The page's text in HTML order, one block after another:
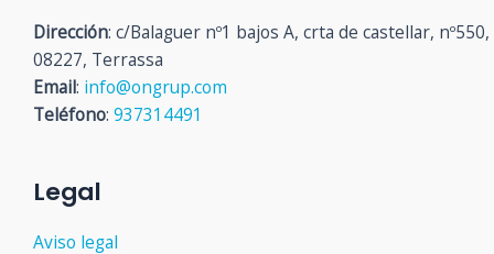
Dirección: c/Balaguer nº1 bajos A, crta de castellar, nº550,
08227, Terrassa
Email: info@ongrup.com
Teléfono: 937314491
Legal
Aviso legal